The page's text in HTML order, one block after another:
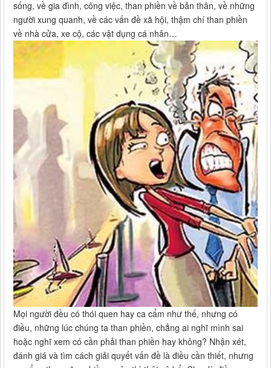
sống, về gia đình, công việc, than phiền về bản thân, về những
người xung quanh, về các vấn đề xã hội, thậm chí than phiền
về nhà cửa, xe cộ, các vật dụng cá nhân…
Mọi người đều có thói quen hay ca cẩm như thế, nhưng có
điều, những lúc chúng ta than phiền, chẳng ai nghĩ mình sai
hoặc nghĩ xem có cần phải than phiền hay không? Nhận xét,
đánh giá và tìm cách giải quyết vấn đề là điều cần thiết, nhưng